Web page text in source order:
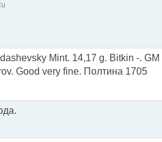
Mint. 14,17 g. Bitkin -.
Good very fine. Полтина 1705